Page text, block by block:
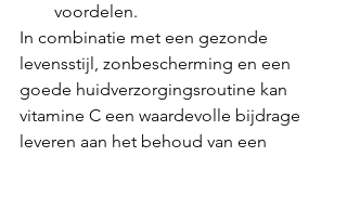
voordelen.
In combinatie met een gezonde
levensstijl, zonbescherming en een
goede huidverzorgingsroutine kan
vitamine C een waardevolle bijdrage
leveren aan het behoud van een